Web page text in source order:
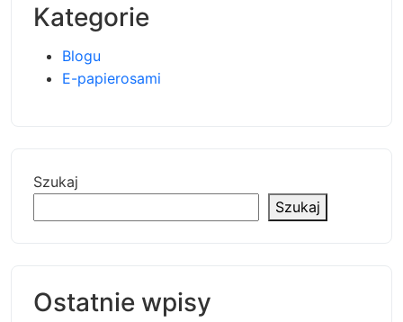
Kategorie
Blogu
E-papierosami
Szukaj
Szukaj
Ostatnie wpisy